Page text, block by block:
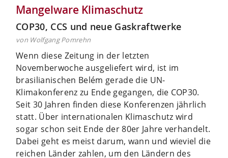
Mangelware Klimaschutz
COP30, CCS und neue Gaskraftwerke
von Wolfgang Pomrehn
Wenn diese Zeitung in der letzten
Novemberwoche ausgeliefert wird, ist im
brasilianischen Belém gerade die UN-
Klimakonferenz zu Ende gegangen, die COP30.
Seit 30 Jahren finden diese Konferenzen jährlich
statt. Über internationalen Klimaschutz wird
sogar schon seit Ende der 80er Jahre verhandelt.
Dabei geht es meist darum, wann und wieviel die
reichen Länder zahlen, um den Ländern des